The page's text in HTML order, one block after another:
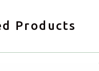
Products